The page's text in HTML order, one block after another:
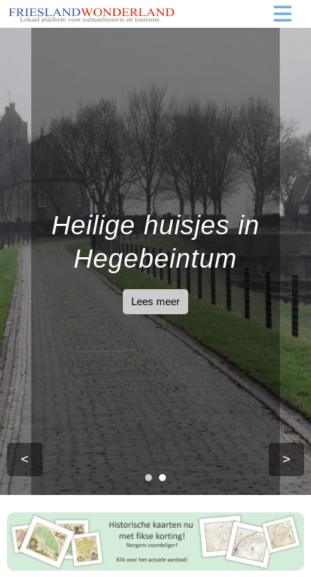
Heilige huisjes in
Hegebeintum
Lees meer
< >